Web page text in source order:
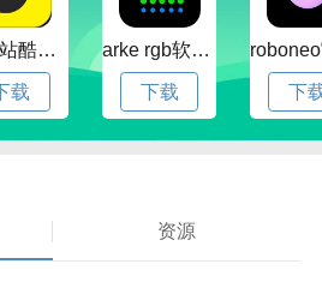
以了解大家都爱看的
的相关数据十分方便
为你智能推荐书籍
zcool站酷官方版下载v5.15.0 安卓最新版本
载
arke rgb软件下载v20.0 安卓版
下载 下
资源